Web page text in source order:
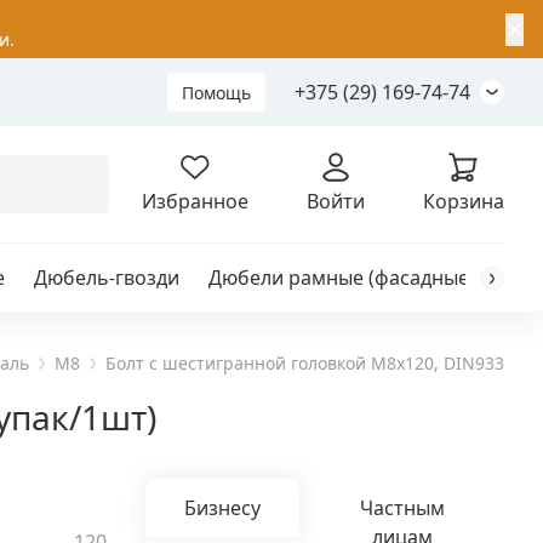
Помощь +375 (29) 169-74-74
Избранное Войти Корзина
Дюбель-гвозди Дюбели рамные (фасадные)
M8 Болт с шестигранной головкой M8х120, DIN933,
1шт)
Бизнесу
Частным
лицам